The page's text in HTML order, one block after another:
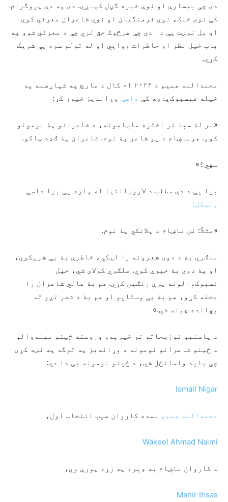
دی چې بیسارې او نوې خبره گڼل کېـږي. دی په دې پروگرام
کې نوی خلک، نوي فرهنگیان او نوي شاعران معرفي کوي
او بل نوښت یې دا دی چې هرڅوک حق لري چې د معرفي شوو په
باب خپل نظر او خاطرات ووایي او له تولو سره یې شریک
کړي.
محمدالله همیم د ۲۰۲۴ ام کال د مارچ په شپاړسمه په
خپله فیسبوک‌پاڼه کې داسې وړاندیز خپور کړ:
«سر لۀ سبا تر اختره ماښامونه، د شاعرانو پۀ نومونو
کوو. هرماښام د یو شاعر پۀ نوم. شاعران پۀ ګډه ټاکو.
سهي؟»
بیا یې د دې مطلب د لاروښانتیا له پاره یې بیا داسې
ولیکل:
«مثلاً: نن ماښام د پلانکي پۀ نوم.
ملګري بۀ د دوی شعرونه را لیکي، خاطرې بۀ بې شریکوي،
او پۀ دوی بۀ خبرې کوي. ملګري کولای شي، خپل
فسبوک‌والونه پرې رنګین کړي. هم بۀ عالي شاعران را
مخته کړو، هم بۀ یې وستایو او هم بۀ د شعر تږو ته
بهانده چینه شي.»
د پاسنیو توزیحاتو تر خپرېدو وروسته ځینو مینه‌والو
د ځینو شاعرانو نومونه د وړاندیز په توگه په نښه کړی
چې باید ولمانځل شي، د ځینو نومونه یې دا دي:
Ismail Nigar
محمدالله همیم سمده کاروان صیب انتخاب اول،
Wakeel Ahmad Naimi
د کاروان ماښام به ډيره په زړه پورې وي،
Mahir Ihsas